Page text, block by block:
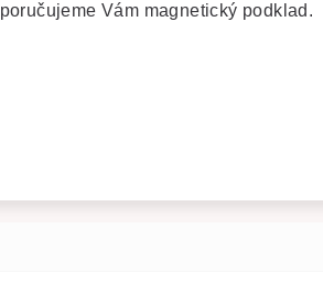
Vám magnetický podklad.